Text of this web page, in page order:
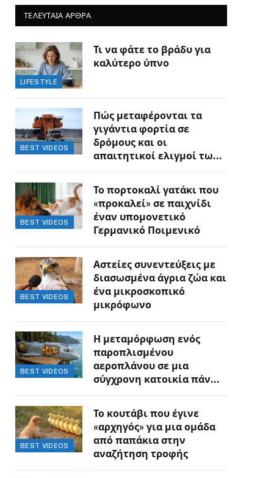
ΤΕΛΕΥΤΑΙΑ ΑΡΘΡΑ
LIFESTYLE
Τι να φάτε το βράδυ για
καλύτερο ύπνο
BEST VIDEOS
Πώς μεταφέρονται τα
γιγάντια φορτία σε
δρόμους και οι
απαιτητικοί ελιγμοί των
BEST VIDEOS
Το πορτοκαλί γατάκι που
«προκαλεί» σε παιχνίδι
έναν υπομονετικό
Γερμανικό Ποιμενικό
BEST VIDEOS
Αστείες συνεντεύξεις με
διασωσμένα άγρια ζώα και
ένα μικροσκοπικό
μικρόφωνο
BEST VIDEOS
Η μεταμόρφωση ενός
παροπλισμένου
αεροπλάνου σε μια
σύγχρονη κατοικία πάνω
BEST VIDEOS
Το κουτάβι που έγινε
«αρχηγός» για μια ομάδα
από παπάκια στην
αναζήτηση τροφής